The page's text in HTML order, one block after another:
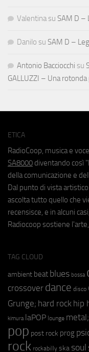
Valentina su SAM D –
Danilo su SAM D –
Antonio Bacciocchi su
GALLUZZI – Una
ETICA
RadioCoop, musica e
SA8000 diventando così
della comunicazione e
Dal punto di vista
ascolta tutto quello che
recensisce, e in alcuni
Radiocoop sostiene
TAG CLOUD
ambient beat blues bossa
crossover dance disco
Grunge; hard rock hip
kimura laPOP lounge metal;
pop post rock prog
rock rockabilly ska soul